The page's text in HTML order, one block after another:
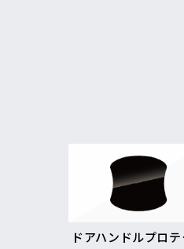
ドアハンドルプロテ